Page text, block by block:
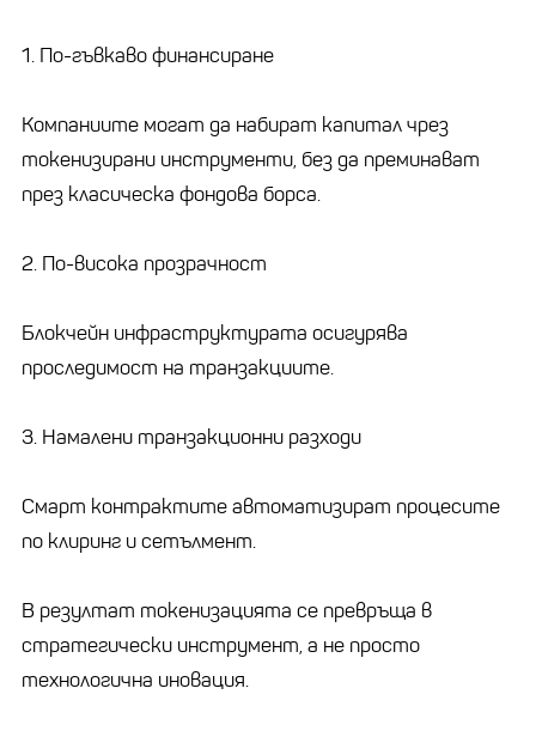
1. По-гъвкаво финансиране
Компаниите могат да набират капитал чрез
токенизирани инструменти, без да преминават
през класическа фондова борса.
2. По-висока прозрачност
Блокчейн инфраструктурата осигурява
проследимост на транзакциите.
3. Намалени транзакционни разходи
Смарт контрактите автоматизират процесите
по клиринг и сетълмент.
В резултат токенизацията се превръща в
стратегически инструмент, а не просто
технологична иновация.